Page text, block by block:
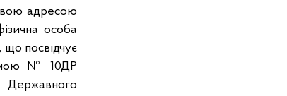
адресою
особа
посвідчує
№ 10ДР
Державного